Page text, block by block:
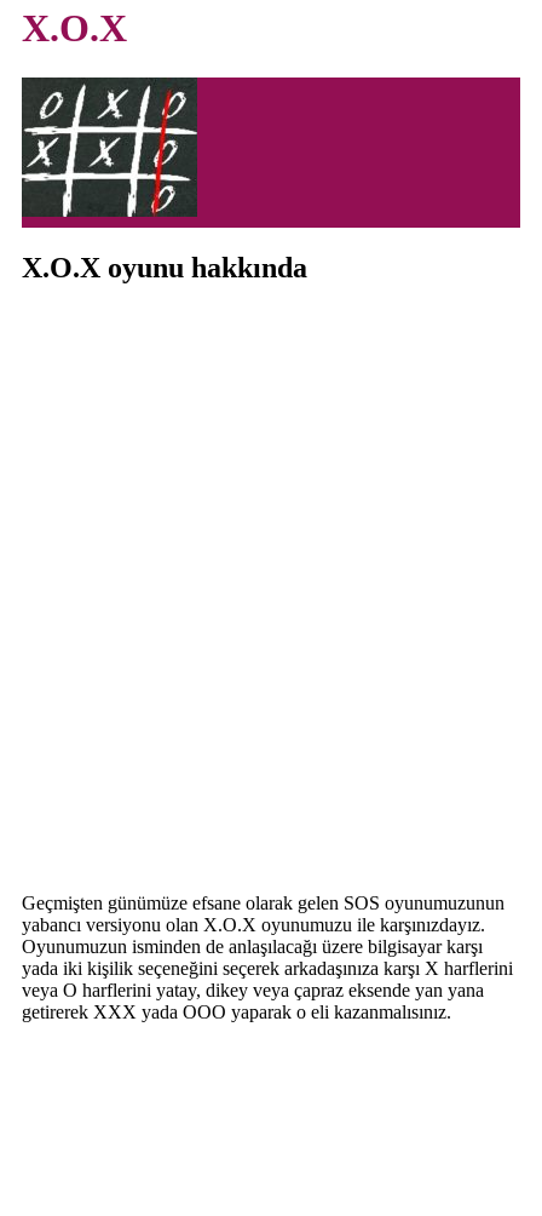
X.O.X
X.O.X oyunu hakkında
Geçmişten günümüze efsane olarak gelen SOS oyunumuzunun
yabancı versiyonu olan X.O.X oyunumuzu ile karşınızdayız.
Oyunumuzun isminden de anlaşılacağı üzere bilgisayar karşı
yada iki kişilik seçeneğini seçerek arkadaşınıza karşı X harflerini
veya O harflerini yatay, dikey veya çapraz eksende yan yana
getirerek XXX yada OOO yaparak o eli kazanmalısınız.